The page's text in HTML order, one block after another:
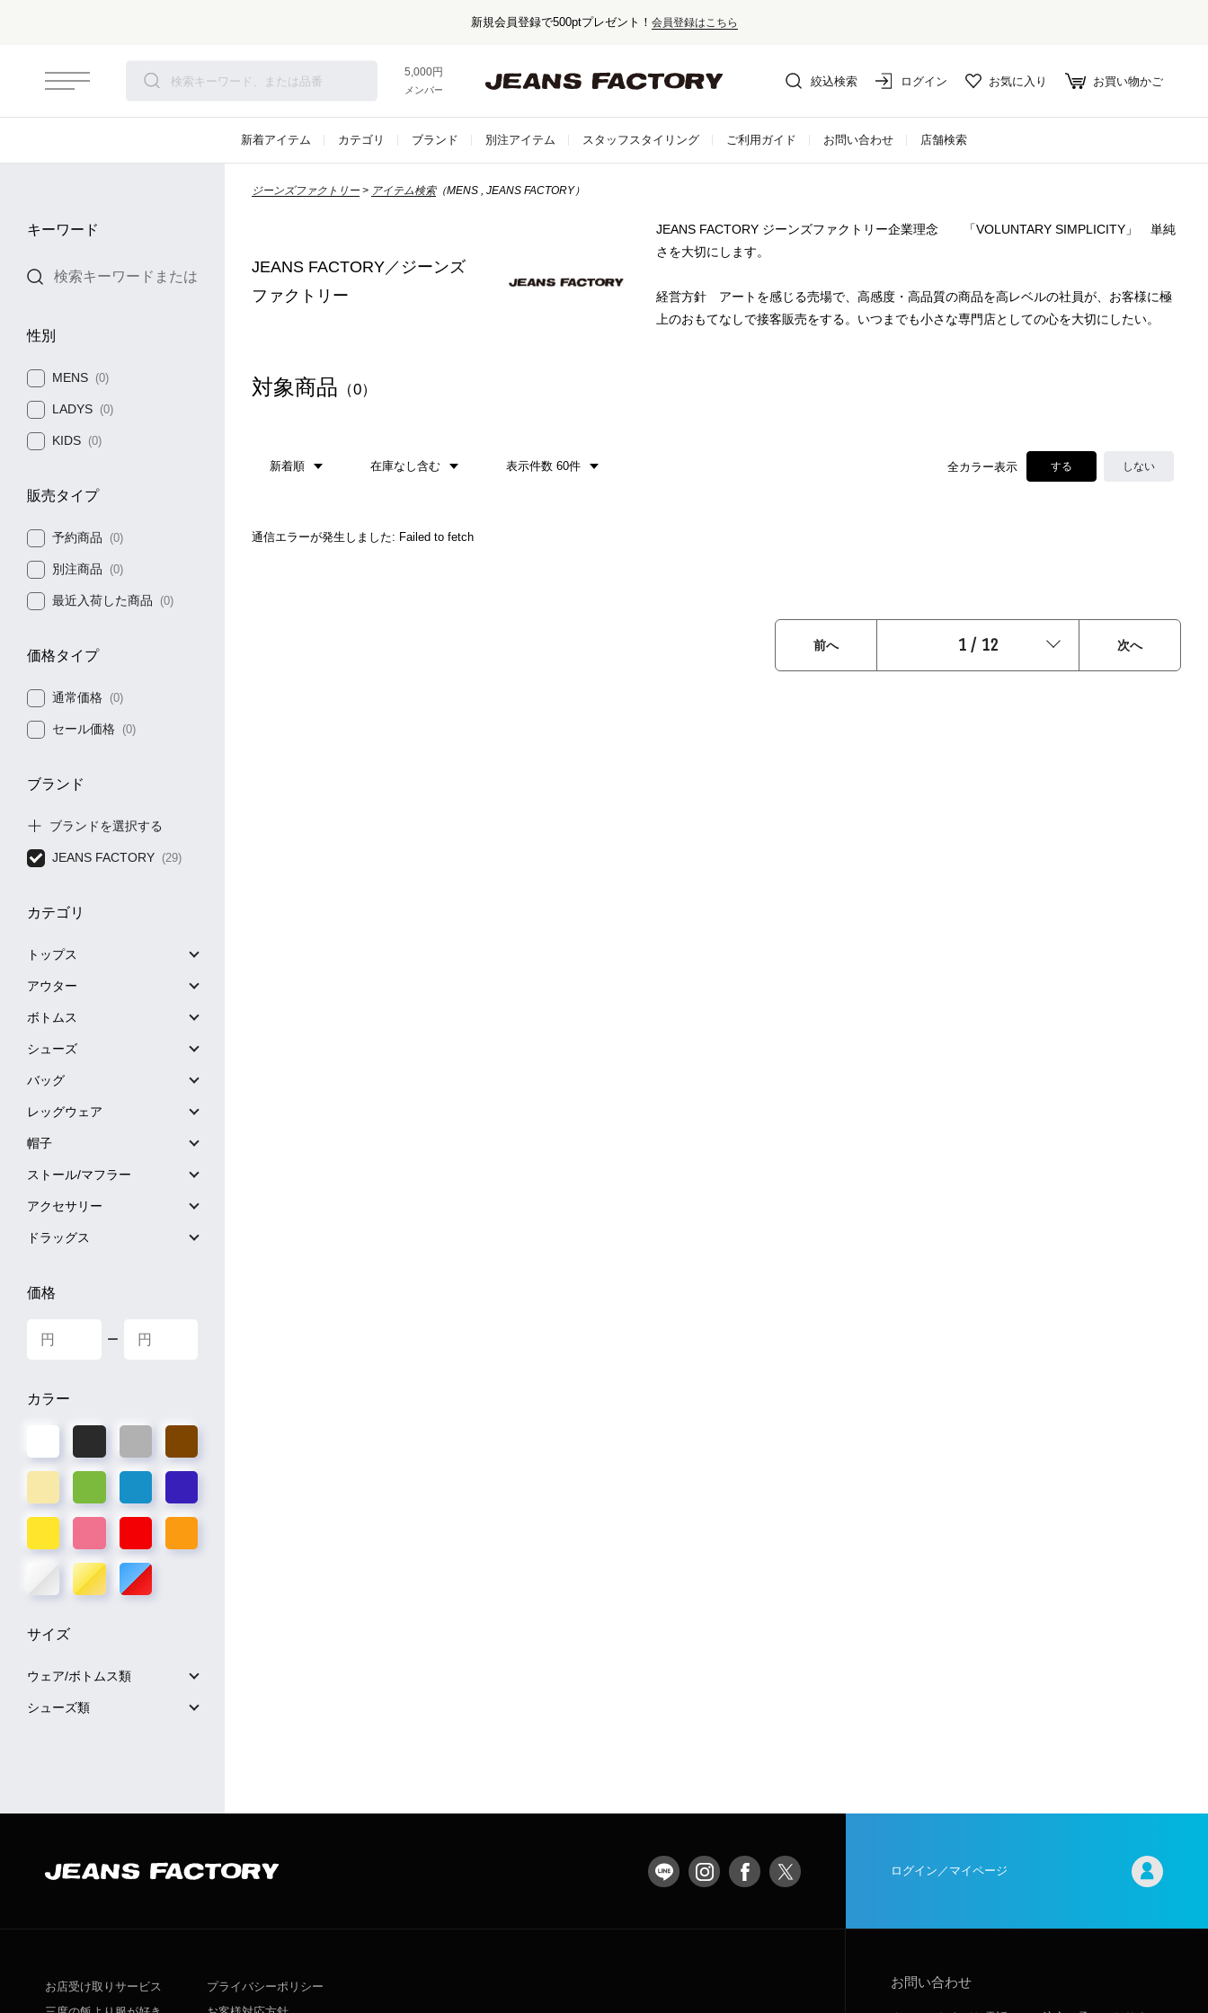
新規会員登録で500ptプレゼント！ 会員登録はこちら
5,000円以上お買い上げで送料無料！
メンバー登録でお得な情報をゲット。さらに詳しく
絞込検索 ログイン お気に入り お買い物かご
新着アイテム カテゴリ ブランド 別注アイテム スタッフスタイリング ご利用ガイド お問い合わせ 店舗検索
キーワード
性別
MENS (0)
LADYS (0)
KIDS (0)
販売タイプ
予約商品 (0)
別注商品 (0)
最近入荷した商品 (0)
価格タイプ
通常価格 (0)
セール価格 (0)
ブランド
ブランドを選択する
JEANS FACTORY (29)
カテゴリ
トップス
アウター
ボトムス
シューズ
バッグ
レッグウェア
帽子
ストール/マフラー
アクセサリー
ドラッグス
価格
ー
カラー
サイズ
ウェア/ボトムス類
シューズ類
ジーンズファクトリー アイテム検索（MENS , JEANS FACTORY）
JEANS FACTORY／ジーンズ
ファクトリー
JEANS FACTORY ジーンズファクトリー企業理念 「VOLUNTARY SIMPLICITY」 単純
さを大切にします。
経営方針 アートを感じる売場で、高感度・高品質の商品を高レベルの社員が、お客様に極
上のおもてなしで接客販売をする。いつまでも小さな専門店としての心を大切にしたい。
対象商品 （0）
新着順 在庫なし含む 表示件数 60件 全カラー表示 する しない
通信エラーが発生しました: Failed to fetch
前へ 1 / 12 次へ
ログイン／マイページ
お店受け取りサービス
プライバシーポリシー
お問い合わせ